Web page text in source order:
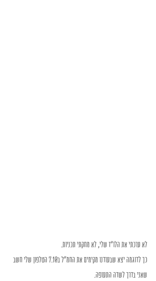
לא ערכתי את הלו"ז שלי, לא מחקתי תכניות.
כך לדוגמה יצא שבעודנו מקימים את החמ"ל ב7.10 הטלפון שלי חשב
שאני בדרך לשדה התעופה.